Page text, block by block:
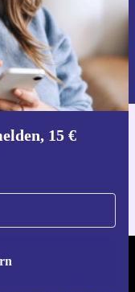
15 €
Daten findest
App
NEW.